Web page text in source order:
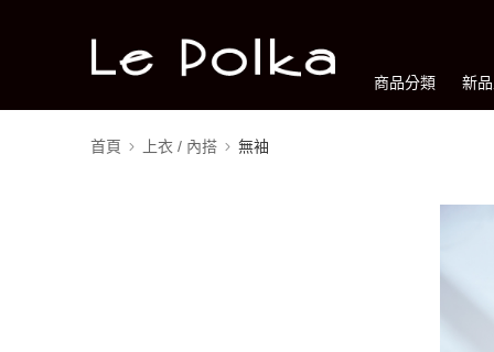
商品分類 新
首頁 上衣 / 內搭 無袖